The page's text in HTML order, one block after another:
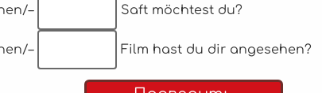
– Saft möchtest du?
– Film hast du dir angesehen?